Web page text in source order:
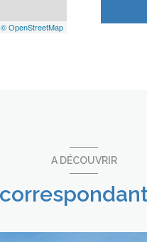
© OpenStreetMap
A DÉCOUVRIR